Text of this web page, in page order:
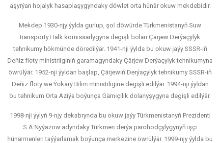
aşyrýan hojalyk hasaplaşygyndaky döwlet orta hünär okuw mekdebidir.
Mekdep 1930-njy ýylda gurlup, şol döwürde Türkmenistanyň Suw
transporty Halk komissarlygyna degişli bolan Çärjew Derýaçylyk
tehnikumy hökmünde döredilýär. 1941-nji ýylda bu okuw jaýy SSSR-iň
Deňiz floty ministrliginiň garamagyndaky Çärjew Derýaçylyk tehnikumyna
öwrülýär. 1952-nji ýyldan başlap, Çärjewiň Derýaçylyk tehnikumy SSSR-iň
Deňiz floty we Ýokary Bilim ministrligine degişli edilýär. 1994-nji ýyldan
bu tehnikum Orta Aziýa boýunça Gämiçilik dolanyşygyna degişli edilýär.
1998-nji ýylyň 9-njy dekabrynda bu okuw jaýy Türkmenistanyň Prezidenti
S.A.Nyýazow adyndaky Türkmen derýa parohodçylygynyň işçi
hünärmenleri taýýarlamak boýunça merkezine öwrülýär. 1999-njy ýylda bu